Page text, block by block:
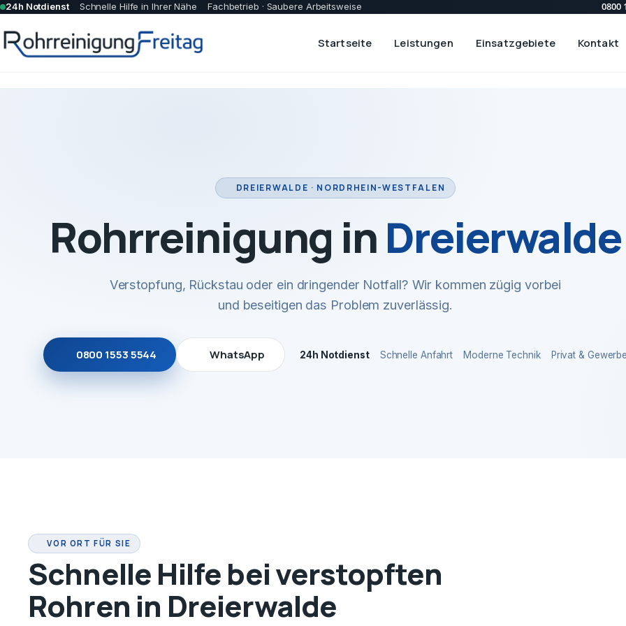
24h Notdienst Schnelle Hilfe in Ihrer Nähe Fachbetrieb · Saubere Arbeitsweise 0800
Startseite Leistungen Einsatzgebiete Kontakt
DREIERWALDE · NORDRHEIN-WESTFALEN
Rohrreinigung inDreierwalde
Verstopfung, Rückstau oder ein dringender Notfall? Wir kommen zügig vorbei
und beseitigen das Problem zuverlässig.
0800 1553 5544 WhatsApp 24h Notdienst Schnelle Anfahrt Moderne Technik Privat &
VOR ORT FÜR SIE
Schnelle Hilfe bei verstopften
Rohren in Dreierwalde